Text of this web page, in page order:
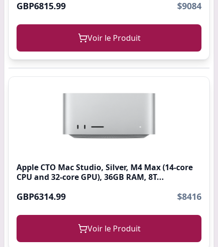
GBP6815.99 $9084
Voir le Produit
Apple CTO Mac Studio, Silver, M4 Max (14-core
CPU and 32-core GPU), 36GB RAM, 8T...
GBP6314.99 $8416
Voir le Produit